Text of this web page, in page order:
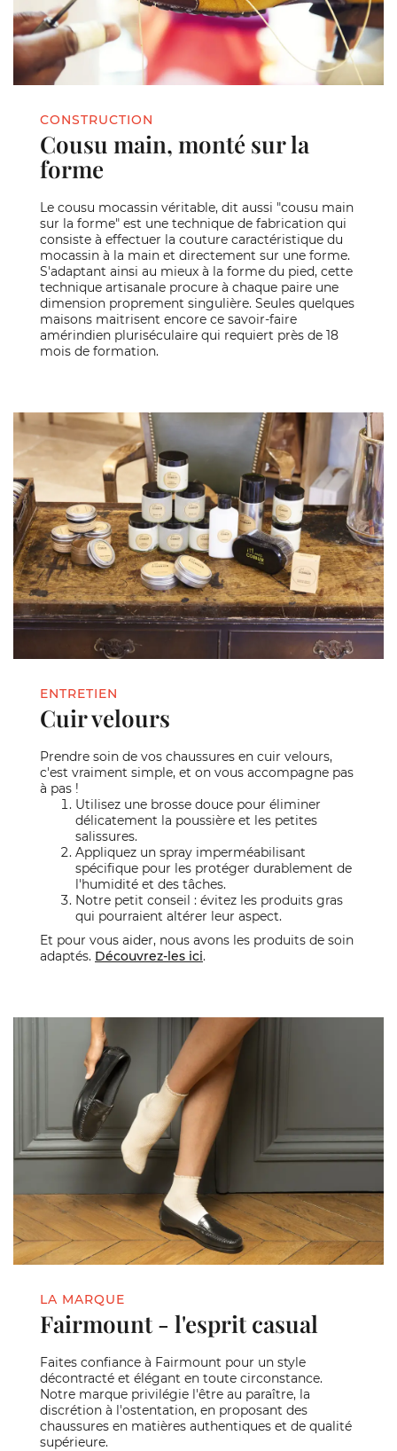
CONSTRUCTION
Cousu main, monté sur la
forme
Le cousu mocassin véritable, dit aussi "cousu main
sur la forme" est une technique de fabrication qui
consiste à effectuer la couture caractéristique du
mocassin à la main et directement sur une forme.
S'adaptant ainsi au mieux à la forme du pied, cette
technique artisanale procure à chaque paire une
dimension proprement singulière. Seules quelques
maisons maitrisent encore ce savoir-faire
amérindien pluriséculaire qui requiert près de 18
mois de formation.
ENTRETIEN
Cuir velours
Prendre soin de vos chaussures en cuir velours,
c'est vraiment simple, et on vous accompagne pas
à pas !
Utilisez une brosse douce pour éliminer
délicatement la poussière et les petites
salissures.
Appliquez un spray imperméabilisant
spécifique pour les protéger durablement de
l'humidité et des tâches.
Notre petit conseil : évitez les produits gras
qui pourraient altérer leur aspect.
Et pour vous aider, nous avons les produits de soin
adaptés. Découvrez-les ici.
LA MARQUE
Fairmount - l'esprit casual
Faites confiance à Fairmount pour un style
décontracté et élégant en toute circonstance.
Notre marque privilégie l'être au paraître, la
discrétion à l'ostentation, en proposant des
chaussures en matières authentiques et de qualité
supérieure.